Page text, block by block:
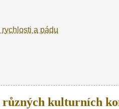
a pádu
kulturních